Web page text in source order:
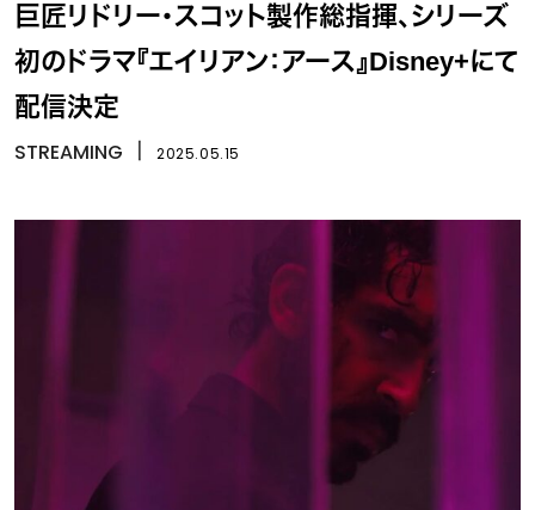
巨匠リドリー・スコット製作総指揮、シリーズ
初のドラマ『エイリアン：アース』Disney+にて
配信決定
STREAMING 2025.05.15